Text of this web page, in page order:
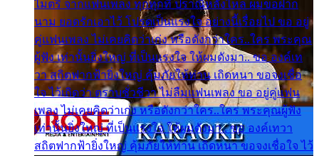
ไมตรี จากแฟนเพลง ทุกทุกที่ ปราณีหลั่งไหล ผมขอฝาก
นาม ยอดรักเอาไว้ โปรดเป็นแรงใจ อย่างนี้เรื่อยไป ขอ อยู่
คู่แฟนเพลง ไม่เคยคิดว่าเก่ง หรือดังกว่าใคร..ใคร พระคุณ
ผู้ฟัง เท่านั้นยิ่งใหญ่ ที่เป็นแรงใจ ให้ผมดังมา.. ขอ องค์เท
วา สถิตฟากฟ้ายิ่งใหญ่ คุ้มภัยให้ท่าน เถิดหนา ขอจงเชื่อ
ใจ ไว้เถิดว่า ตราบชั่วชีวา ไม่ลืมแฟนเพลง ขอ อยู่คู่แฟน
เพลง ไม่เคยคิดว่าเก่ง หรือดังกว่าใคร..ใคร พระคุณผู้ฟัง
เท่านั้นยิ่งใหญ่ ที่เป็นแรงใจ ให้ผมดังมา.. ขอ องค์เทวา
สถิตฟากฟ้ายิ่งใหญ่ คุ้มภัยให้ท่าน เถิดหนา ขอจงเชื่อใจ ไว้